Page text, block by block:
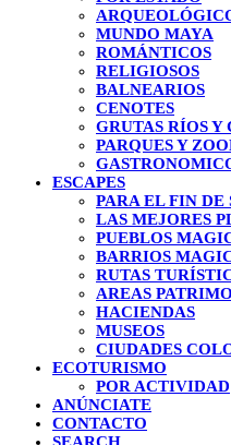
MUNDO MAYA
ROMÁNTICOS
RELIGIOSOS
BALNEARIOS
CENOTES
GRUTAS RÍOS Y
PARQUES Y
ESCAPES
PARA EL FIN DE
LAS MEJORES
PUEBLOS
BARRIOS
RUTAS
AREAS
HACIENDAS
MUSEOS
CIUDADES
ECOTURISMO
POR ACTIVIDAD
ANÚNCIATE
CONTACTO